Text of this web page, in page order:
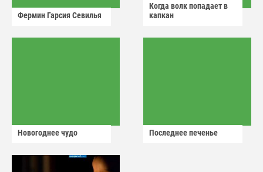
Фермин Гарсия Севилья
Когда волк попадает в
капкан
Новогоднее чудо Последнее печенье